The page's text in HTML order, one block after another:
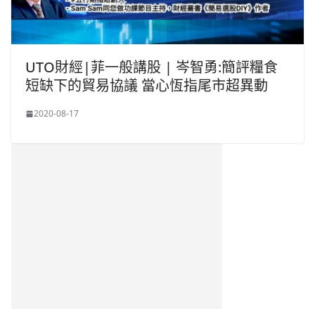
UTO財經|菲一般講股 | 岑智勇:簡評糧食
短缺下的貿易協議 當心恆指尾市超異動
2020-08-17